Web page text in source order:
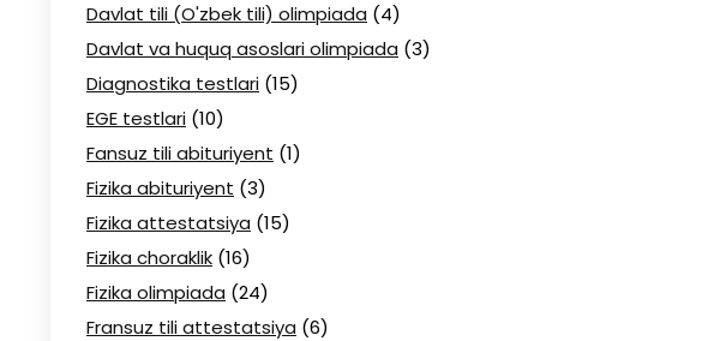
Davlat tili (O'zbek tili) olimpiada (4)
Davlat va huquq asoslari olimpiada (3)
Diagnostika testlari (15)
EGE testlari (10)
Fansuz tili abituriyent (1)
Fizika abituriyent (3)
Fizika attestatsiya (15)
Fizika choraklik (16)
Fizika olimpiada (24)
Fransuz tili attestatsiya (6)